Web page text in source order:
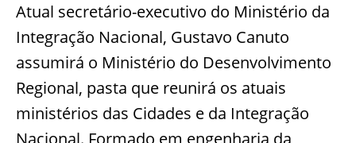
Atual secretário-executivo do Ministério da
Integração Nacional, Gustavo Canuto
assumirá o Ministério do Desenvolvimento
Regional, pasta que reunirá os atuais
ministérios das Cidades e da Integração
Nacional. Formado em engenharia da